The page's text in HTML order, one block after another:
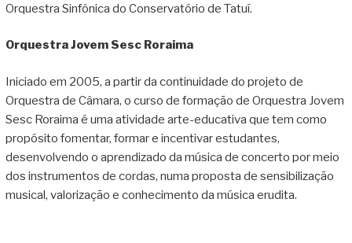
Orquestra Sinfônica do Conservatório de Tatuí.
Orquestra Jovem Sesc Roraima
Iniciado em 2005, a partir da continuidade do projeto de
Orquestra de Câmara, o curso de formação de Orquestra Jovem
Sesc Roraima é uma atividade arte-educativa que tem como
propósito fomentar, formar e incentivar estudantes,
desenvolvendo o aprendizado da música de concerto por meio
dos instrumentos de cordas, numa proposta de sensibilização
musical, valorização e conhecimento da música erudita.